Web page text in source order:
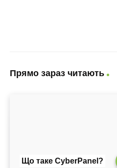
Прямо зараз читають
Що таке CyberPanel?